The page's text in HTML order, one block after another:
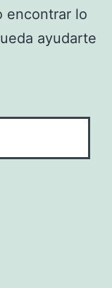
encontrar lo
ayudarte